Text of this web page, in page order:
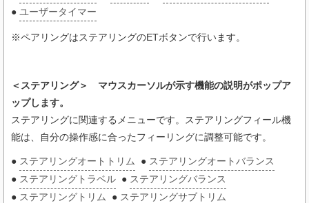
● ユーザータイマー
※ペアリングはステアリングのETボタンで行います。
＜ステアリング＞ マウスカーソルが示す機能の説明がポップア
ップします。
ステアリングに関連するメニューです。ステアリングフィール機
能は、自分の操作感に合ったフィーリングに調整可能です。
● ステアリングオートトリム ● ステアリングオートバランス
● ステアリングトラベル ● ステアリングバランス
● ステアリングトリム ● ステアリングサブトリム